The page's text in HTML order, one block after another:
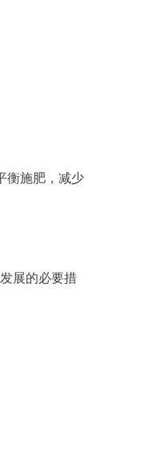
衡施肥，减少